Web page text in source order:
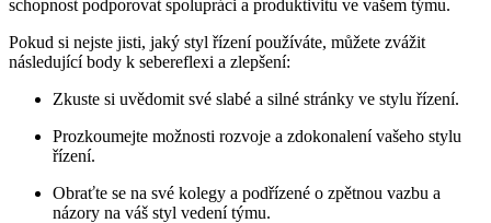
schopnost podporovat spolupráci a produktivitu ve vašem týmu.
Pokud si nejste jisti, jaký styl řízení používáte, můžete zvážit
následující body k sebereflexi a zlepšení:
Zkuste si uvědomit své slabé a silné stránky ve stylu řízení.
Prozkoumejte možnosti rozvoje a zdokonalení vašeho stylu
řízení.
Obraťte se na své kolegy a podřízené o zpětnou vazbu a
názory na váš styl vedení týmu.